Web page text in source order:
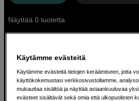
Näyttää 0 tuotetta
Käytämme evästeitä
Käytämme evästeitä tietojen keräämiseen, jotta
käyttökokemustasi verkkosivustollamme,
mukauttaa sisältöä ja näyttää asiaankuuluvaa
evästeet sisältävät sekä omia että ulkopuolisten